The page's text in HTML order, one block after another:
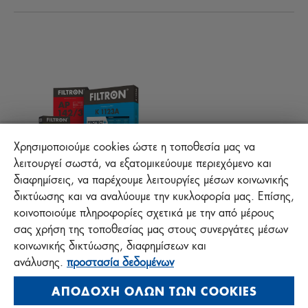
Προστασία +
FAQ
MANN+HUMMEL FT Poland
Sp. z o. o. Sp. k.
ul. Wrocławska 145, 63-800 GOSTYŃ, POLAND
Polityka prywatności
Impressum
Χρησιμοποιούμε cookies ώστε η τοποθεσία μας να
λειτουργεί σωστά, να εξατομικεύουμε περιεχόμενο και
διαφημίσεις, να παρέχουμε λειτουργίες μέσων κοινωνικής
δικτύωσης και να αναλύουμε την κυκλοφορία μας. Επίσης,
κοινοποιούμε πληροφορίες σχετικά με την από μέρους
σας χρήση της τοποθεσίας μας στους συνεργάτες μέσων
κοινωνικής δικτύωσης, διαφημίσεων και
ανάλυσης. προστασία δεδομένων
ΑΠΟΔΟΧΉ ΌΛΩΝ ΤΩΝ COOKIES